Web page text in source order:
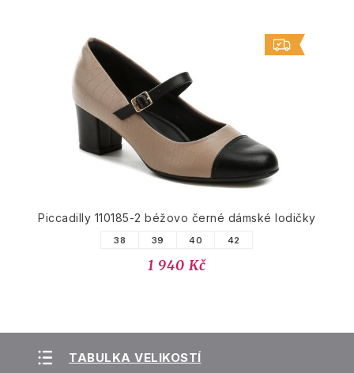
Piccadilly 110185-2 béžovo černé dámské lodičky
38 39 40 42
1 940 Kč
TABULKA VELIKOSTÍ